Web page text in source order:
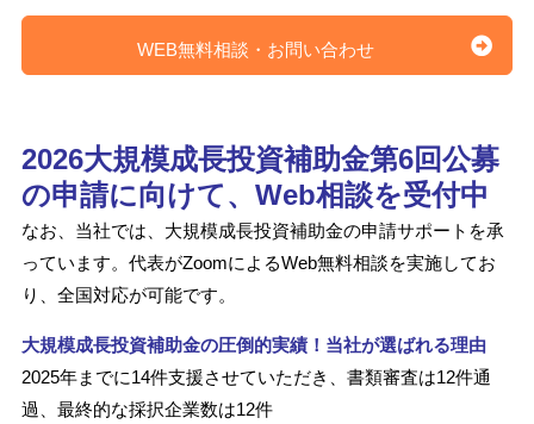
WEB無料相談・お問い合わせ
2026大規模成長投資補助金第6回公募
の申請に向けて、Web相談を受付中
なお、当社では、大規模成長投資補助金の申請サポートを承
っています。代表がZoomによるWeb無料相談を実施してお
り、全国対応が可能です。
大規模成長投資補助金の圧倒的実績！当社が選ばれる理由
2025年までに14件支援させていただき、書類審査は12件通
過、最終的な採択企業数は12件